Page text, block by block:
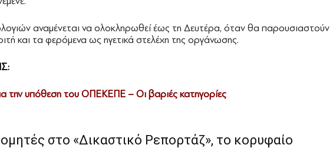
αναμένεται να ολοκληρωθεί έως τη Δευτέρα, όταν θα παρουσιαστούν
και τα φερόμενα ως ηγετικά στελέχη της οργάνωσης.
την υπόθεση του ΟΠΕΚΕΠΕ – Οι βαριές κατηγορίες
στο «Δικαστικό Ρεπορτάζ», το κορυφαίο